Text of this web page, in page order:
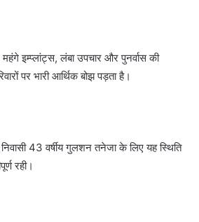
इम्प्लांट्स, लंबा उपचार और पुनर्वास की
पर भारी आर्थिक बोझ पड़ता है।
43 वर्षीय गुलशन तनेजा के लिए यह स्थिति
रही।